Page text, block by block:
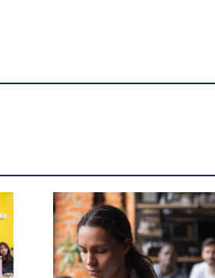
X.com Facebook